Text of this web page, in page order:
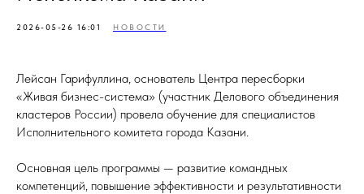
2026-05-26 16:01 НОВОСТИ
Лейсан Гарифуллина, основатель Центра пересборки
«Живая бизнес-система» (участник Делового объединения
кластеров России) провела обучение для специалистов
Исполнительного комитета города Казани.
Основная цель программы — развитие командных
компетенций, повышение эффективности и результативности